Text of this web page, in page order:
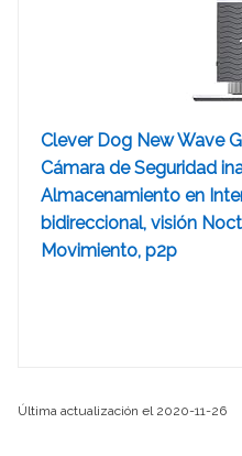
Clever Dog New Wave
Cámara de Seguridad
Almacenamiento en
bidireccional, visión
Movimiento, p2p
Última actualización el 2020-11-26